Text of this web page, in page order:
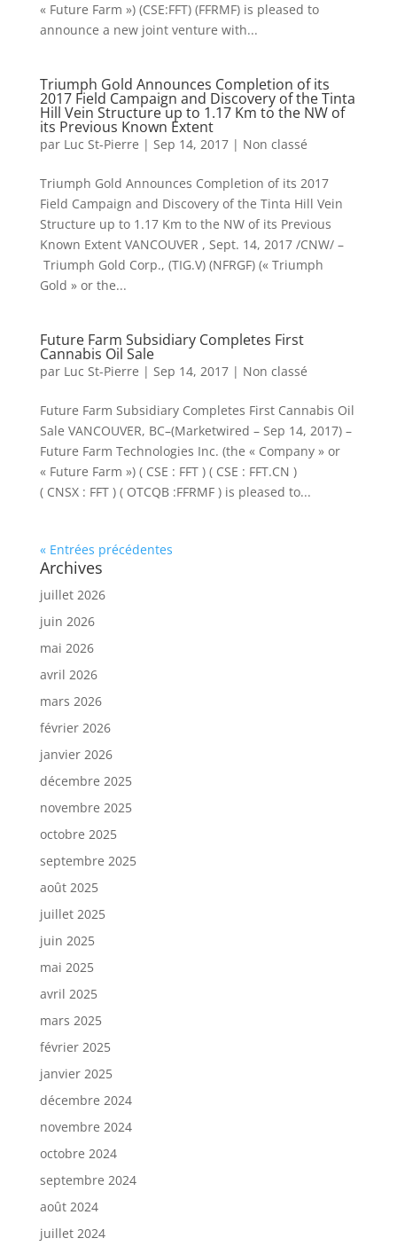
« Future Farm ») (CSE:FFT) (FFRMF) is pleased to
announce a new joint venture with...
Triumph Gold Announces Completion of its
2017 Field Campaign and Discovery of the Tinta
Hill Vein Structure up to 1.17 Km to the NW of
its Previous Known Extent
par Luc St-Pierre | Sep 14, 2017| Non classé
Triumph Gold Announces Completion of its 2017
Field Campaign and Discovery of the Tinta Hill Vein
Structure up to 1.17 Km to the NW of its Previous
Known Extent VANCOUVER , Sept. 14, 2017 /CNW/ –
Triumph Gold Corp., (TIG.V) (NFRGF) (« Triumph
Gold » or the...
Future Farm Subsidiary Completes First
Cannabis Oil Sale
par Luc St-Pierre | Sep 14, 2017| Non classé
Future Farm Subsidiary Completes First Cannabis Oil
Sale VANCOUVER, BC–(Marketwired – Sep 14, 2017) –
Future Farm Technologies Inc. (the « Company » or
« Future Farm ») ( CSE : FFT ) ( CSE : FFT.CN )
( CNSX : FFT ) ( OTCQB :FFRMF ) is pleased to...
« Entrées précédentes
Archives
juillet 2026
juin 2026
mai 2026
avril 2026
mars 2026
février 2026
janvier 2026
décembre 2025
novembre 2025
octobre 2025
septembre 2025
août 2025
juillet 2025
juin 2025
mai 2025
avril 2025
mars 2025
février 2025
janvier 2025
décembre 2024
novembre 2024
octobre 2024
septembre 2024
août 2024
juillet 2024